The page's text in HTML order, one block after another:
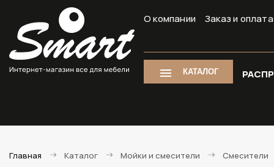
О компании Заказ и оплата
КАТАЛОГ
Главная Каталог Мойки и смесители Смесители